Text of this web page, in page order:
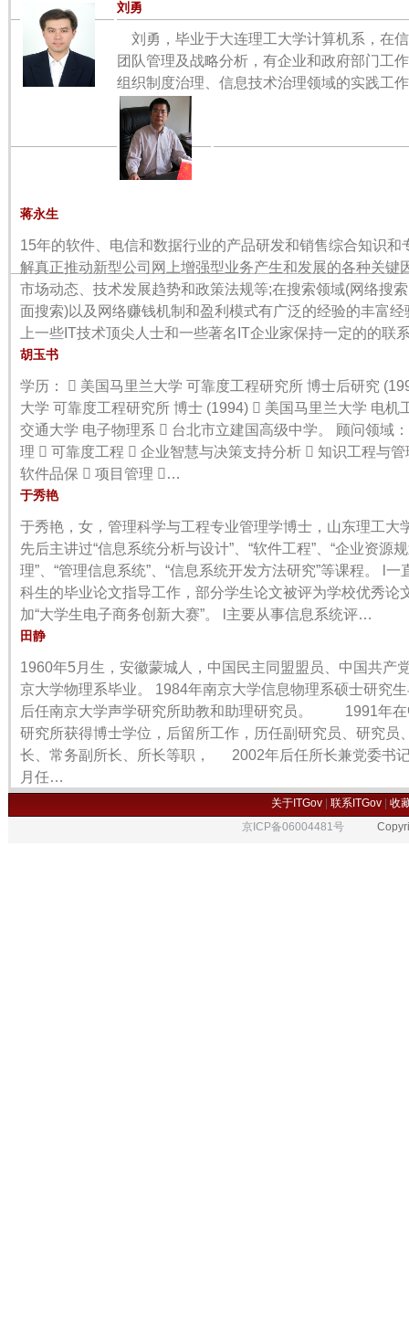
刘勇
刘勇，毕业于大连理工大学计算机系，在
团队管理及战略分析，有企业和政府部门工
组织制度治理、信息技术治理领域的实践工
蒋永生
15年的软件、电信和数据行业的产品研发和销售综合知识和
解真正推动新型公司网上增强型业务产生和发展的各种关键
市场动态、技术发展趋势和政策法规等;在搜索领域(网络搜
面搜索)以及网络赚钱机制和盈利模式有广泛的经验的丰富
上一些IT技术顶尖人士和一些著名IT企业家保持一定的的联
胡玉书
学历：  美国马里兰大学 可靠度工程研究所 博士后研究
大学 可靠度工程研究所 博士 (1994)  美国马里兰大学 电机
交通大学 电子物理系  台北市立建国高级中学。 顾问领域
理  可靠度工程  企业智慧与决策支持分析  知识工程与
软件品保  项目管理 …
于秀艳
于秀艳，女，管理科学与工程专业管理学博士，山东理工大
先后主讲过“信息系统分析与设计”、“软件工程”、“企业资源
理”、“管理信息系统”、“信息系统开发方法研究”等课程。 l
科生的毕业论文指导工作，部分学生论文被评为学校优秀论
加“大学生电子商务创新大赛”。 l主要从事信息系统评…
田静
1960年5月生，安徽蒙城人，中国民主同盟盟员、中国共产
京大学物理系毕业。 1984年南京大学信息物理系硕士研究
后任南京大学声学研究所助教和助理研究员。 1991年在
研究所获得博士学位，后留所工作，历任副研究员、研究员
长、常务副所长、所长等职， 2002年后任所长兼党委
月任…
关于ITGov 联系ITGov
收
京ICP备06004481号